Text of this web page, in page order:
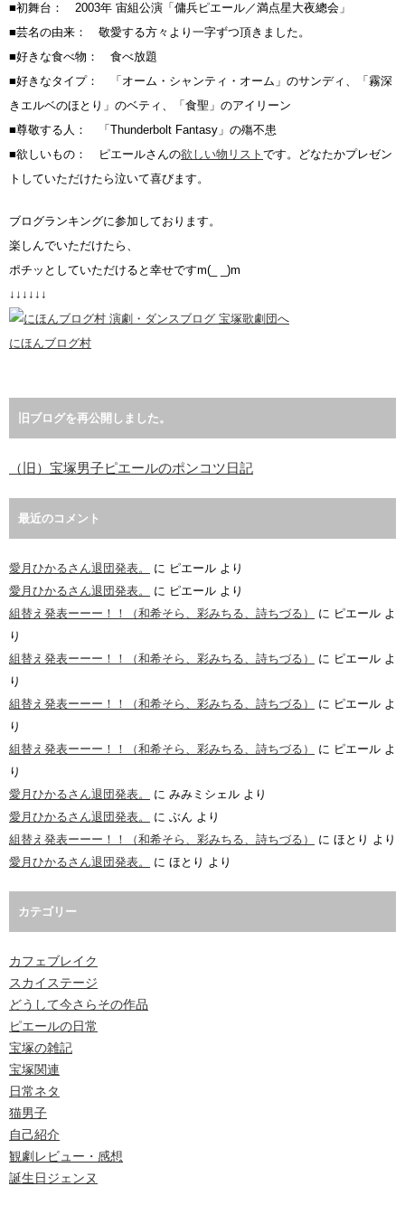
■初舞台： 2003年 宙組公演「傭兵ピエール／満点星大夜總会」
■芸名の由来： 敬愛する方々より一字ずつ頂きました。
■好きな食べ物： 食べ放題
■好きなタイプ： 「オーム・シャンティ・オーム」のサンディ、「霧深
きエルベのほとり」のベティ、「食聖」のアイリーン
■尊敬する人： 「Thunderbolt Fantasy」の殤不患
■欲しいもの： ピエールさんの欲しい物リスト です。どなたかプレゼン
トしていただけたら泣いて喜びます。
ブログランキングに参加しております。
楽しんでいただけたら、
ポチッとしていただけると幸せですm(_ _)m
↓↓↓↓↓↓
にほんブログ村
旧ブログを再公開しました。
（旧）宝塚男子ピエールのポンコツ日記
最近のコメント
愛月ひかるさん退団発表。 に ピエール より
愛月ひかるさん退団発表。
に ピエール より
組替え発表ーーー！！（和希そら、彩みちる、詩ちづる）
に ピエール よ
り
組替え発表ーーー！！（和希そら、彩みちる、詩ちづる）
に ピエール よ
り
組替え発表ーーー！！（和希そら、彩みちる、詩ちづる）
に ピエール よ
り
組替え発表ーーー！！（和希そら、彩みちる、詩ちづる）
に ピエール よ
り
愛月ひかるさん退団発表。
に みみミシェル より
愛月ひかるさん退団発表。
に ぶん より
組替え発表ーーー！！（和希そら、彩みちる、詩ちづる）
に ほとり より
愛月ひかるさん退団発表。
に ほとり より
カテゴリー
カフェブレイク
スカイステージ
どうして今さらその作品
ピエールの日常
宝塚の雑記
宝塚関連
日常ネタ
猫男子
自己紹介
観劇レビュー・感想
誕生日ジェンヌ